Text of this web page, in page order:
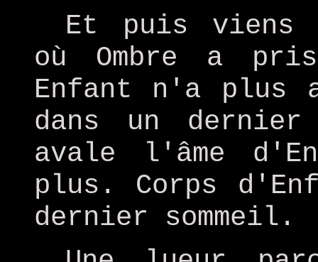
Et puis viens
où Ombre a
Enfant n'a plus
dans un dernier
avale l'âme
plus. Corps
dernier sommeil.